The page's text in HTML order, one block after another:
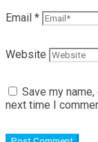
Email *
Website
Save my
next time I